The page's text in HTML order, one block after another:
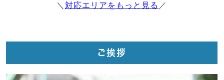
＼ 対応エリアをもっと見る ／
ご挨拶